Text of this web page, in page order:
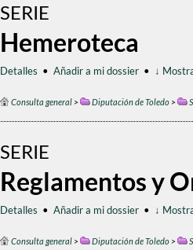
SERIE
Hemeroteca
Detalles • Añadir a mi dossier • ↓
Consulta general> Diputación de Toledo>
SERIE
Reglamentos y
Detalles • Añadir a mi dossier • ↓
Consulta general> Diputación de Toledo>